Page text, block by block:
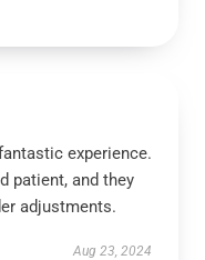
experience.
patient, and they
adjustments.
Aug 23, 2024